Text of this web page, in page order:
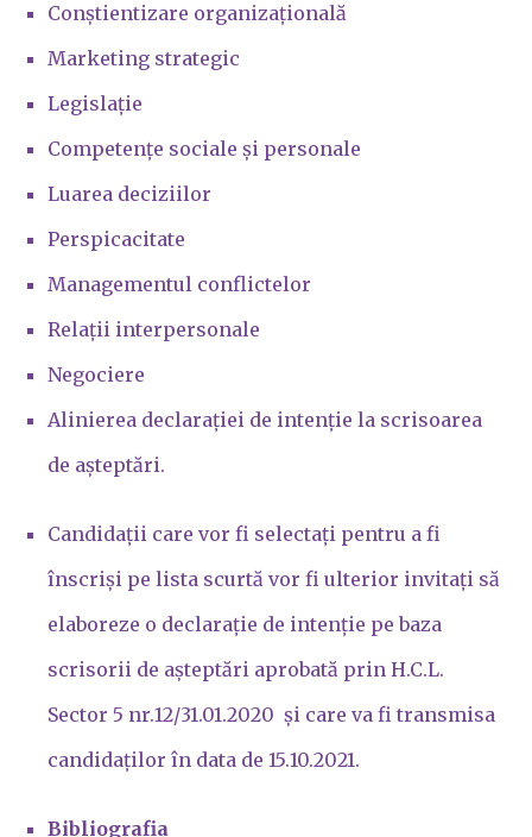
Conștientizare organizațională
Marketing strategic
Legislație
Competențe sociale și personale
Luarea deciziilor
Perspicacitate
Managementul conflictelor
Relații interpersonale
Negociere
Alinierea declarației de intenție la scrisoarea
de așteptări.
Candidații care vor fi selectați pentru a fi
înscriși pe lista scurtă vor fi ulterior invitați să
elaboreze o declarație de intenție pe baza
scrisorii de așteptări aprobată prin H.C.L.
Sector 5 nr.12/31.01.2020 și care va fi transmisa
candidaților în data de 15.10.2021.
Bibliografia